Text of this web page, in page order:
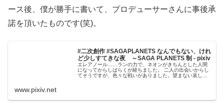
ース後、僕が勝手に書いて、プロデューサーさんに事後承
諾を頂いたものです(笑)。
#二次創作 #SAGAPLANETS なんでもない、けれ
ど少しすてきな夜 ～SAGA PLANETS 制 - pixiv
エレアノール……ランの力で、ネオンがきちんとした人間
になってからしばらくが経ちました。 二人の出会いからし
てそうですが、色々な戦いがありました。望まない哀しい
www.pixiv.net